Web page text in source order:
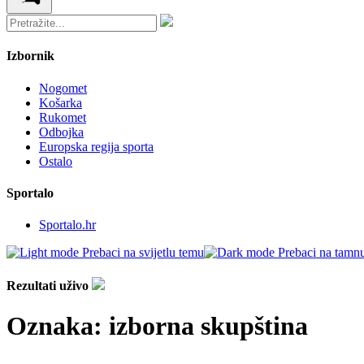
Izbornik
Nogomet
Košarka
Rukomet
Odbojka
Europska regija sporta
Ostalo
Sportalo
Sportalo.hr
Prebaci na svijetlu temu
Prebaci na
Rezultati uživo
Oznaka: izborna skupština